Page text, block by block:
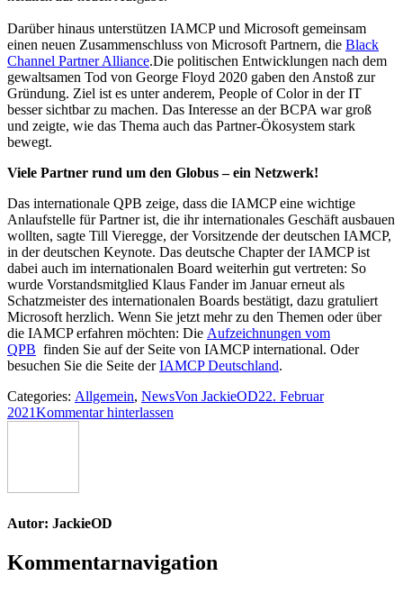
Darüber hinaus unterstützen IAMCP und Microsoft gemeinsam
einen neuen Zusammenschluss von Microsoft Partnern, die Black
Channel Partner Alliance.Die politischen Entwicklungen nach dem
gewaltsamen Tod von George Floyd 2020 gaben den Anstoß zur
Gründung. Ziel ist es unter anderem, People of Color in der IT
besser sichtbar zu machen. Das Interesse an der BCPA war groß
und zeigte, wie das Thema auch das Partner-Ökosystem stark
bewegt.
Viele Partner rund um den Globus – ein Netzwerk!
Das internationale QPB zeige, dass die IAMCP eine wichtige
Anlaufstelle für Partner ist, die ihr internationales Geschäft ausbauen
wollten, sagte Till Vieregge, der Vorsitzende der deutschen IAMCP,
in der deutschen Keynote. Das deutsche Chapter der IAMCP ist
dabei auch im internationalen Board weiterhin gut vertreten: So
wurde Vorstandsmitglied Klaus Fander im Januar erneut als
Schatzmeister des internationalen Boards bestätigt, dazu gratuliert
Microsoft herzlich. Wenn Sie jetzt mehr zu den Themen oder über
die IAMCP erfahren möchten: Die Aufzeichnungen vom
QPB finden Sie auf der Seite von IAMCP international. Oder
besuchen Sie die Seite derIAMCP Deutschland.
Categories: Allgemein, NewsVon JackieOD22. Februar
2021Kommentar hinterlassen
Autor: JackieOD
Kommentarnavigation